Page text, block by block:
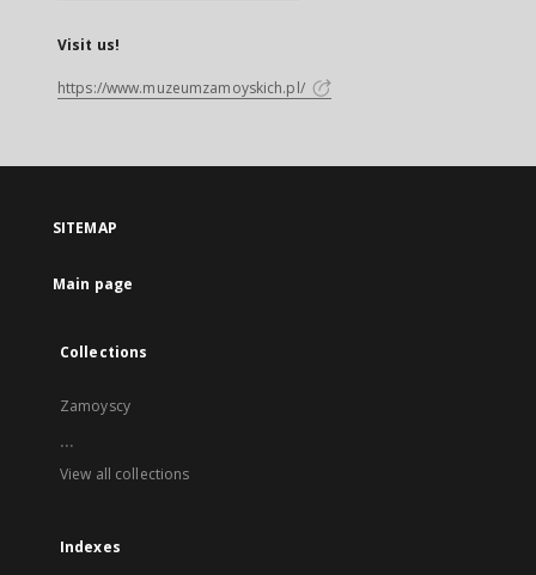
Visit us!
https://www.muzeumzamoyskich.pl/
SITEMAP
Main page
Collections
Zamoyscy
...
View all collections
Indexes